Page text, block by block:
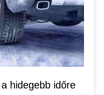
hidegebb időre